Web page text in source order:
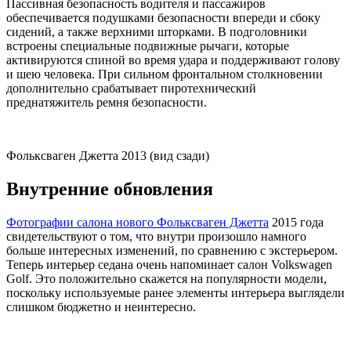
Пассивная безопасность водителя и пассажиров
обеспечивается подушками безопасности впереди и сбоку
сидений, а также верхними шторками. В подголовники
встроены специальные подвижные рычаги, которые
активируются спиной во время удара и поддерживают голову
и шею человека. При сильном фронтальном столкновении
дополнительно срабатывает пиротехнический
преднатяжитель ремня безопасности.
Фольксваген Джетта 2013 (вид сзади)
Внутренние обновления
Фотографии салона нового Фольксваген Джетта 2015 года
свидетельствуют о том, что внутри произошло намного
больше интересных изменений, по сравнению с экстерьером.
Теперь интерьер седана очень напоминает салон Volkswagen
Golf. Это положительно скажется на популярности модели,
поскольку используемые ранее элементы интерьера выглядели
слишком бюджетно и неинтересно.